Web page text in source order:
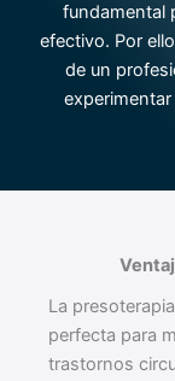
fundamental
efectivo. Por
de un
La
perfecta para
trastornos